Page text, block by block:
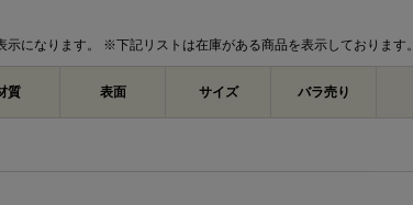
になります。 ※下記リストは在庫がある商品を表示しております。
質 表面 サイズ バラ売り